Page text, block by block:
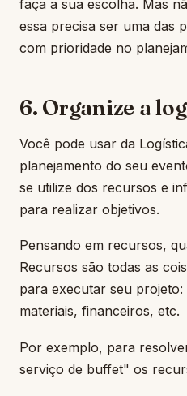
faça a sua escolha. Mas
essa precisa ser uma das
com prioridade no
6. Organize a
Você pode usar da
planejamento do seu
se utilize dos recursos e
para realizar objetivos.
Pensando em recursos,
Recursos são todas as
para executar seu
materiais, financeiros, etc.
Por exemplo, para
serviço de buffet" os